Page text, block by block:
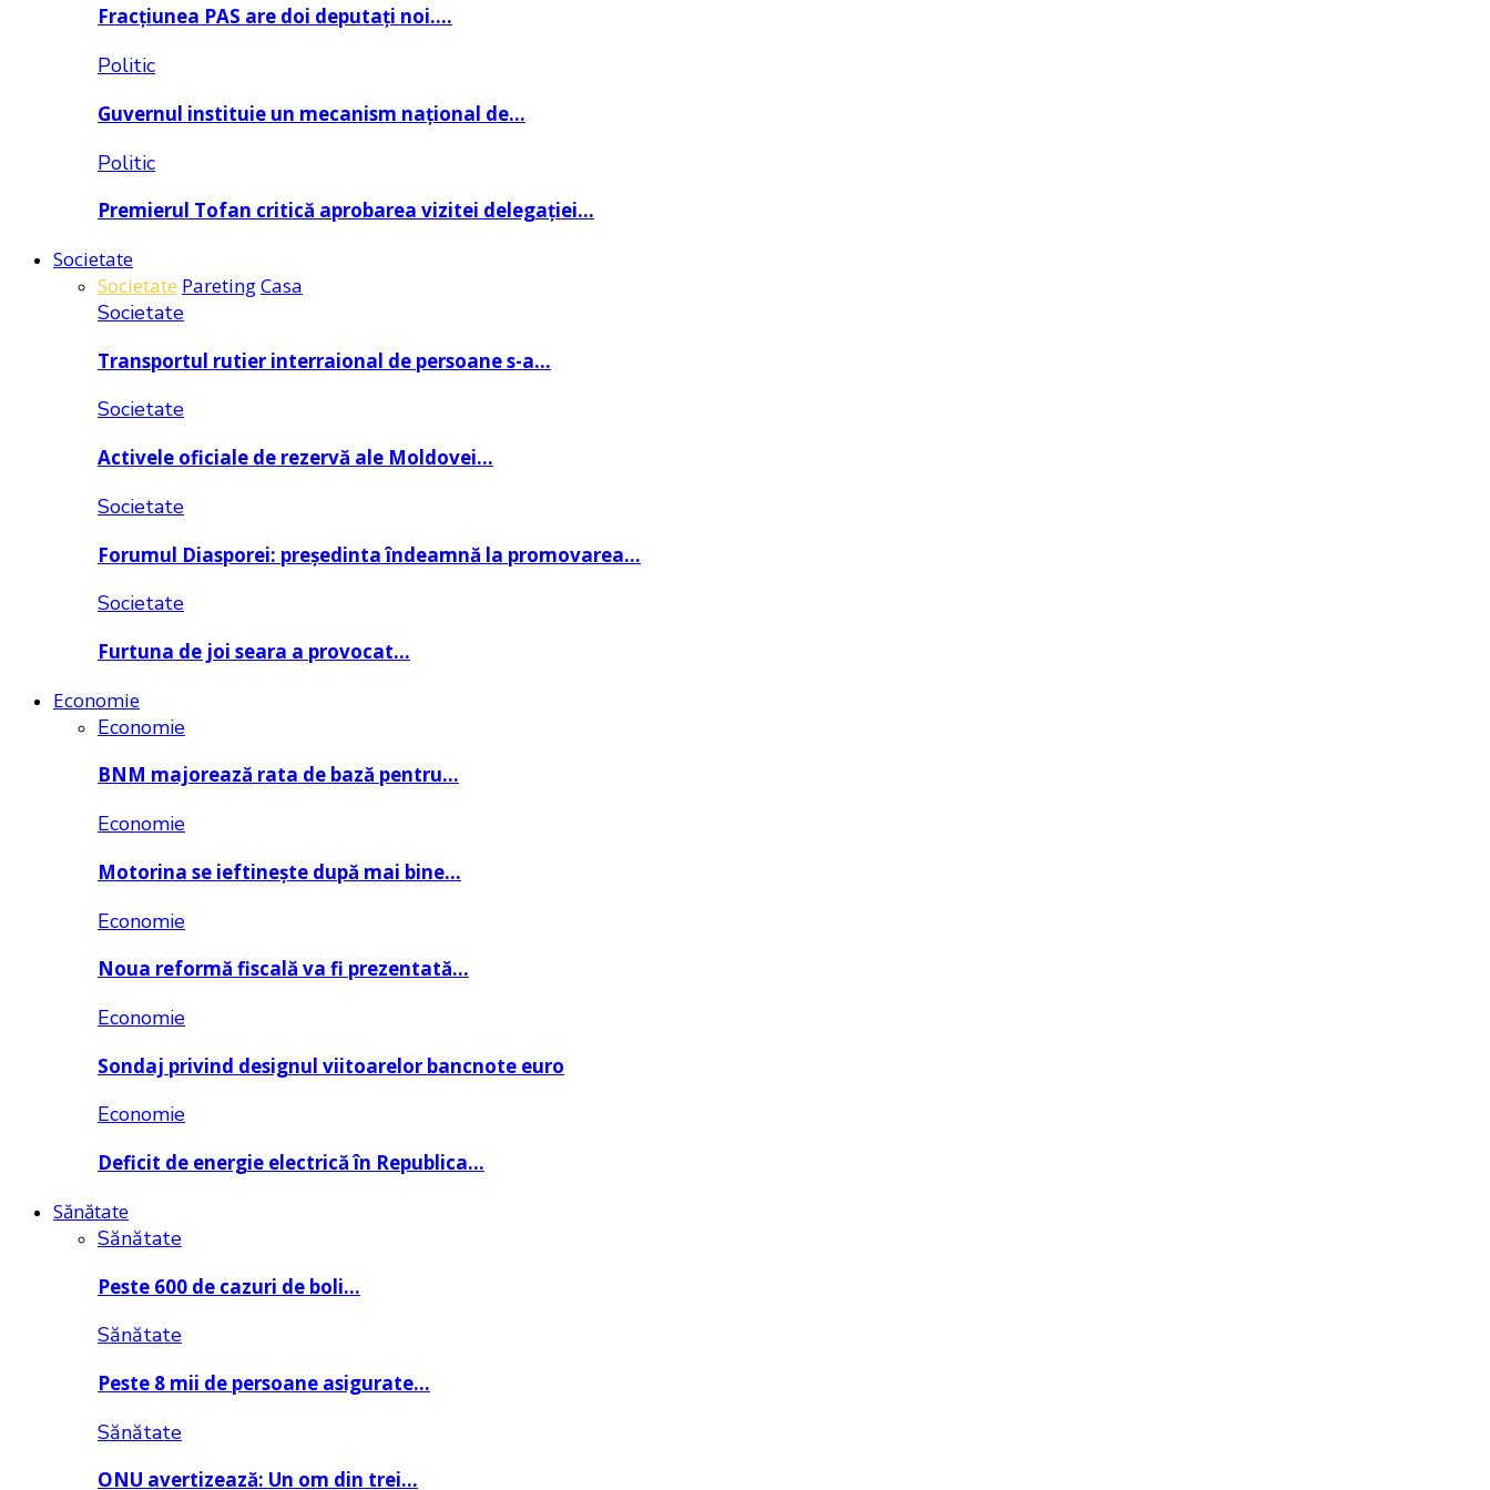
Fracțiunea PAS are doi deputați noi….
Politic
Guvernul instituie un mecanism național de…
Politic
Premierul Tofan critică aprobarea vizitei delegației…
Societate
Societate ParetingCasa
Societate
Transportul rutier interraional de persoane s-a…
Societate
Activele oficiale de rezervă ale Moldovei…
Societate
Forumul Diasporei: președinta îndeamnă la promovarea…
Societate
Furtuna de joi seara a provocat…
Economie
Economie
BNM majorează rata de bază pentru…
Economie
Motorina se ieftinește după mai bine…
Economie
Noua reformă fiscală va fi prezentată…
Economie
Sondaj privind designul viitoarelor bancnote euro
Economie
Deficit de energie electrică în Republica…
Sănătate
Sănătate
Peste 600 de cazuri de boli…
Sănătate
Peste 8 mii de persoane asigurate…
Sănătate
ONU avertizează: Un om din trei…